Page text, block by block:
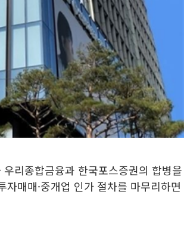
리종합금융과 한국포스증권의 합병을
매매·중개업 인가 절차를 마무리하면